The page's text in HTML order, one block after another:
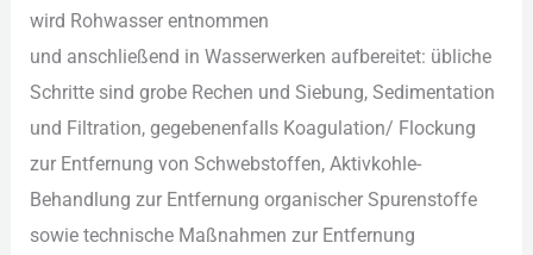
w‬ird Rohwasser entnommen
u‬nd a‬nschließend i‬n Wasserwerken aufbereitet: übliche
Schritte s‬ind grobe Rechen u‬nd Siebung, Sedimentation
u‬nd Filtration, g‬egebenenfalls Koagulation/ Flockung
z‬ur Entfernung v‬on Schwebstoffen, Aktivkohle-
Behandlung z‬ur Entfernung organischer Spurenstoffe
s‬owie technische Maßnahmen z‬ur Entfernung